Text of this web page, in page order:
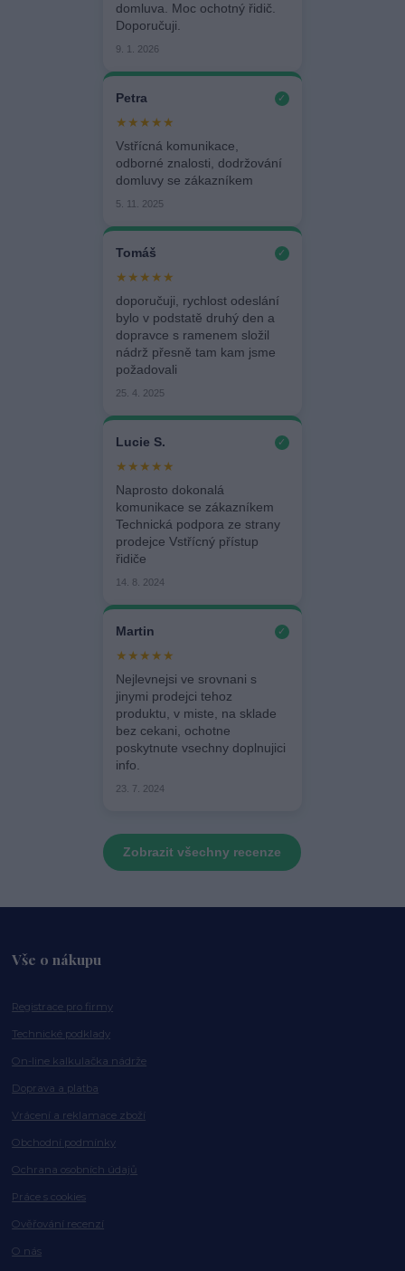
domluva. Moc ochotný řidič.
Doporučuji.
9. 1. 2026
Petra ✓
★★★★★
Vstřícná komunikace,
odborné znalosti, dodržování
domluvy se zákazníkem
5. 11. 2025
Tomáš ✓
★★★★★
doporučuji, rychlost odeslání
bylo v podstatě druhý den a
dopravce s ramenem složil
nádrž přesně tam kam jsme
požadovali
25. 4. 2025
Lucie S. ✓
★★★★★
Naprosto dokonalá
komunikace se zákazníkem
Technická podpora ze strany
prodejce Vstřícný přístup
řidiče
14. 8. 2024
Martin ✓
★★★★★
Nejlevnejsi ve srovnani s
jinymi prodejci tehoz
produktu, v miste, na sklade
bez cekani, ochotne
poskytnute vsechny doplnujici
info.
23. 7. 2024
Zobrazit všechny recenze
Vše o nákupu
Registrace pro firmy
Technické podklady
On-line kalkulačka nádrže
Doprava a platba
Vrácení a reklamace zboží
Obchodní podmínky
Ochrana osobních údajů
Práce s cookies
Ověřování recenzí
O nás